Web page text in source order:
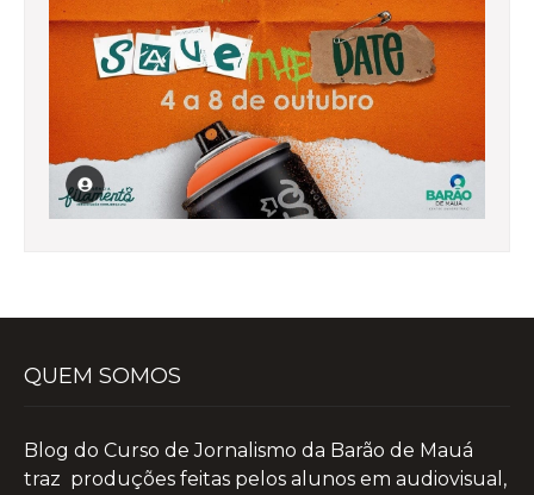
QUEM SOMOS
Blog do Curso de Jornalismo da Barão de Mauá
traz produções feitas pelos alunos em audiovisual,